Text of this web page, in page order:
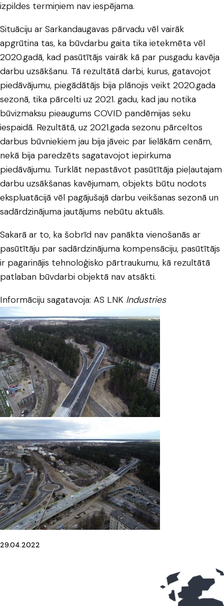
izpildes termiņiem nav iespējama.
Situāciju ar Sarkandaugavas pārvadu vēl vairāk
apgrūtina tas, ka būvdarbu gaita tika ietekmēta vēl
2020.gadā, kad pasūtītājs vairāk kā par pusgadu kavēja
darbu uzsākšanu. Tā rezultātā darbi, kurus, gatavojot
piedāvājumu, piegādātājs bija plānojis veikt 2020.gada
sezonā, tika pārcelti uz 2021. gadu, kad jau notika
būvizmaksu pieaugums COVID pandēmijas seku
iespaidā. Rezultātā, uz 2021.gada sezonu pārceltos
darbus būvniekiem jau bija jāveic par lielākām cenām,
nekā bija paredzēts sagatavojot iepirkuma
piedāvājumu. Turklāt nepastāvot pasūtītāja pieļautajam
darbu uzsākšanas kavējumam, objekts būtu nodots
ekspluatācijā vēl pagājušajā darbu veikšanas sezonā un
sadārdzinājuma jautājums nebūtu aktuāls.
Sakarā ar to, ka šobrīd nav panākta vienošanās ar
pasūtītāju par sadārdzinājuma kompensāciju, pasūtītājs
ir pagarinājis tehnoloģisko pārtraukumu, kā rezultātā
patlaban būvdarbi objektā nav atsākti.
Informāciju sagatavoja: AS LNK Industries
29.04.2022